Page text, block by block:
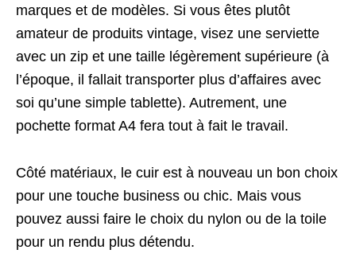
marques et de modèles. Si vous êtes plutôt
amateur de produits vintage, visez une serviette
avec un zip et une taille légèrement supérieure (à
l’époque, il fallait transporter plus d’affaires avec
soi qu’une simple tablette). Autrement, une
pochette format A4 fera tout à fait le travail.
Côté matériaux, le cuir est à nouveau un bon choix
pour une touche business ou chic. Mais vous
pouvez aussi faire le choix du nylon ou de la toile
pour un rendu plus détendu.